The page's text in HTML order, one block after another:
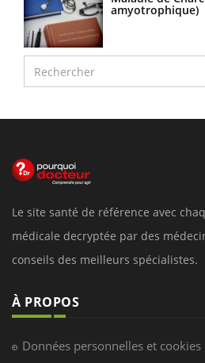
amyotrophique)
Le site santé de référence avec
médicale decryptée par des
conseils des meilleurs spécialistes.
À PROPOS
Données personnelles et cookies